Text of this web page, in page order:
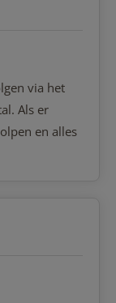
via het
Als er
en alles